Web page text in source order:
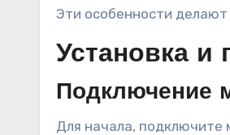
Эти особенности
Установка
Подключение
Для начала, подключите